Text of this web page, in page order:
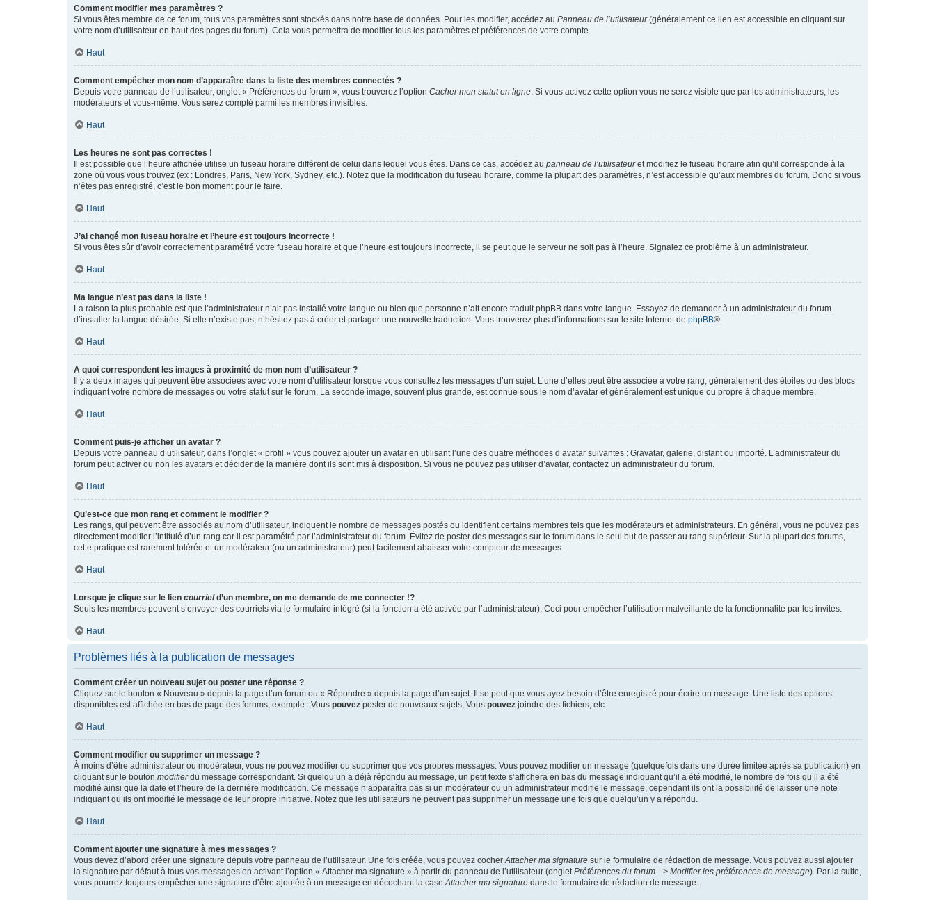
Comment modifier mes paramètres ?
Si vous êtes membre de ce forum, tous vos paramètres sont stockés dans notre base de données. Pour les modifier, accédez au Panneau de l’utilisateur(généralement ce lien est accessible en cliquant sur
votre nom d’utilisateur en haut des pages du forum). Cela vous permettra de modifier tous les paramètres et préférences de votre compte.
Haut
Comment empêcher mon nom d’apparaître dans la liste des membres connectés ?
Depuis votre panneau de l’utilisateur, onglet « Préférences du forum », vous trouverez l’option Cacher mon statut en ligne. Si vous activez cette option vous ne serez visible que par les administrateurs, les
modérateurs et vous-même. Vous serez compté parmi les membres invisibles.
Haut
Les heures ne sont pas correctes !
Il est possible que l’heure affichée utilise un fuseau horaire différent de celui dans lequel vous êtes. Dans ce cas, accédez au panneau de l’utilisateuret modifiez le fuseau horaire afin qu’il corresponde à la
zone où vous vous trouvez (ex : Londres, Paris, New York, Sydney, etc.). Notez que la modification du fuseau horaire, comme la plupart des paramètres, n’est accessible qu’aux membres du forum. Donc si vous
n’êtes pas enregistré, c’est le bon moment pour le faire.
Haut
J’ai changé mon fuseau horaire et l’heure est toujours incorrecte !
Si vous êtes sûr d’avoir correctement paramétré votre fuseau horaire et que l’heure est toujours incorrecte, il se peut que le serveur ne soit pas à l’heure. Signalez ce problème à un administrateur.
Haut
Ma langue n’est pas dans la liste !
La raison la plus probable est que l’administrateur n’ait pas installé votre langue ou bien que personne n’ait encore traduit phpBB dans votre langue. Essayez de demander à un administrateur du forum
d’installer la langue désirée. Si elle n’existe pas, n’hésitez pas à créer et partager une nouvelle traduction. Vous trouverez plus d’informations sur le site Internet de phpBB®.
Haut
A quoi correspondent les images à proximité de mon nom d’utilisateur ?
Il y a deux images qui peuvent être associées avec votre nom d’utilisateur lorsque vous consultez les messages d’un sujet. L’une d’elles peut être associée à votre rang, généralement des étoiles ou des blocs
indiquant votre nombre de messages ou votre statut sur le forum. La seconde image, souvent plus grande, est connue sous le nom d’avatar et généralement est unique ou propre à chaque membre.
Haut
Comment puis-je afficher un avatar ?
Depuis votre panneau d’utilisateur, dans l’onglet « profil » vous pouvez ajouter un avatar en utilisant l’une des quatre méthodes d’avatar suivantes : Gravatar, galerie, distant ou importé. L’administrateur du
forum peut activer ou non les avatars et décider de la manière dont ils sont mis à disposition. Si vous ne pouvez pas utiliser d’avatar, contactez un administrateur du forum.
Haut
Qu’est-ce que mon rang et comment le modifier ?
Les rangs, qui peuvent être associés au nom d’utilisateur, indiquent le nombre de messages postés ou identifient certains membres tels que les modérateurs et administrateurs. En général, vous ne pouvez pas
directement modifier l’intitulé d’un rang car il est paramétré par l’administrateur du forum. Évitez de poster des messages sur le forum dans le seul but de passer au rang supérieur. Sur la plupart des forums,
cette pratique est rarement tolérée et un modérateur (ou un administrateur) peut facilement abaisser votre compteur de messages.
Haut
Lorsque je clique sur le lien courrield’un membre, on me demande de me connecter !?
Seuls les membres peuvent s’envoyer des courriels via le formulaire intégré (si la fonction a été activée par l’administrateur). Ceci pour empêcher l’utilisation malveillante de la fonctionnalité par les invités.
Haut
Problèmes liés à la publication de messages
Comment créer un nouveau sujet ou poster une réponse ?
Cliquez sur le bouton « Nouveau » depuis la page d’un forum ou « Répondre » depuis la page d’un sujet. Il se peut que vous ayez besoin d’être enregistré pour écrire un message. Une liste des options
disponibles est affichée en bas de page des forums, exemple : Vous pouvez poster de nouveaux sujets, Vous pouvez joindre des fichiers, etc.
Haut
Comment modifier ou supprimer un message ?
À moins d’être administrateur ou modérateur, vous ne pouvez modifier ou supprimer que vos propres messages. Vous pouvez modifier un message (quelquefois dans une durée limitée après sa publication) en
cliquant sur le bouton modifierdu message correspondant. Si quelqu’un a déjà répondu au message, un petit texte s’affichera en bas du message indiquant qu’il a été modifié, le nombre de fois qu’il a été
modifié ainsi que la date et l’heure de la dernière modification. Ce message n’apparaîtra pas si un modérateur ou un administrateur modifie le message, cependant ils ont la possibilité de laisser une note
indiquant qu’ils ont modifié le message de leur propre initiative. Notez que les utilisateurs ne peuvent pas supprimer un message une fois que quelqu’un y a répondu.
Haut
Comment ajouter une signature à mes messages ?
Vous devez d’abord créer une signature depuis votre panneau de l’utilisateur. Une fois créée, vous pouvez cocherAttacher ma signature sur le formulaire de rédaction de message. Vous pouvez aussi ajouter
la signature par défaut à tous vos messages en activant l’option « Attacher ma signature » à partir du panneau de l’utilisateur (ongletPréférences du forum --> Modifier les préférences de message). Par la suite,
vous pourrez toujours empêcher une signature d’être ajoutée à un message en décochant la caseAttacher ma signature dans le formulaire de rédaction de message.